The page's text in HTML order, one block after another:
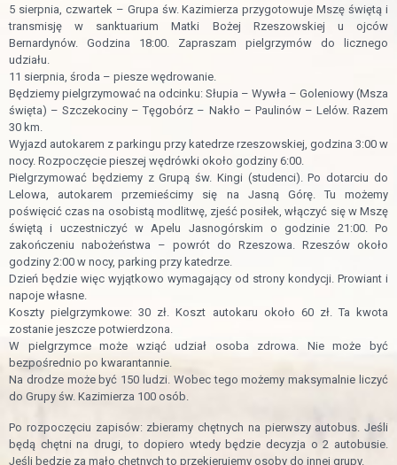
5 sierpnia, czwartek – Grupa św. Kazimierza przygotowuje Mszę świętą i
transmisję w sanktuarium Matki Bożej Rzeszowskiej u ojców
Bernardynów. Godzina 18:00. Zapraszam pielgrzymów do licznego
udziału.
11 sierpnia, środa – piesze wędrowanie.
Będziemy pielgrzymować na odcinku: Słupia – Wywła – Goleniowy (Msza
święta) – Szczekociny – Tęgobórz – Nakło – Paulinów – Lelów. Razem
30 km.
Wyjazd autokarem z parkingu przy katedrze rzeszowskiej, godzina 3:00 w
nocy. Rozpoczęcie pieszej wędrówki około godziny 6:00.
Pielgrzymować będziemy z Grupą św. Kingi (studenci). Po dotarciu do
Lelowa, autokarem przemieścimy się na Jasną Górę. Tu możemy
poświęcić czas na osobistą modlitwę, zjeść posiłek, włączyć się w Mszę
świętą i uczestniczyć w Apelu Jasnogórskim o godzinie 21:00. Po
zakończeniu nabożeństwa – powrót do Rzeszowa. Rzeszów około
godziny 2:00 w nocy, parking przy katedrze.
Dzień będzie więc wyjątkowo wymagający od strony kondycji. Prowiant i
napoje własne.
Koszty pielgrzymkowe: 30 zł. Koszt autokaru około 60 zł. Ta kwota
zostanie jeszcze potwierdzona.
W pielgrzymce może wziąć udział osoba zdrowa. Nie może być
bezpośrednio po kwarantannie.
Na drodze może być 150 ludzi. Wobec tego możemy maksymalnie liczyć
do Grupy św. Kazimierza 100 osób.
Po rozpoczęciu zapisów: zbieramy chętnych na pierwszy autobus. Jeśli
będą chętni na drugi, to dopiero wtedy będzie decyzja o 2 autobusie.
Jeśli będzie za mało chętnych to przekierujemy osoby do innej grupy.